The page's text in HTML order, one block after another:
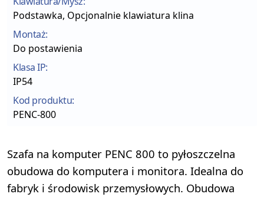
Podstawka, Opcjonalnie klawiatura klina
Montaż:
Do postawienia
Klasa IP:
IP54
Kod produktu:
PENC-800
Szafa na komputer PENC 800 to pyłoszczelna
obudowa do komputera i monitora. Idealna do
fabryk i środowisk przemysłowych. Obudowa